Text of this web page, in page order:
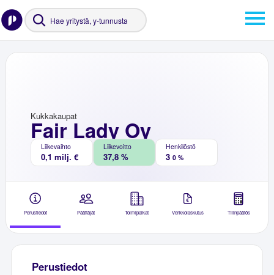
Fair Lady Oy
Kukkakaupat
Liikevaihto
0,1 milj. €
Liikevoitto
37,8 %
Henkilöstö
3 0 %
Perustiedot Päättäjät Toimipaikat Verkkolaskutus Tilinpäätös
Perustiedot